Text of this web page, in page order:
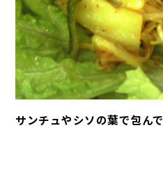
サンチュやシソの葉で包ん